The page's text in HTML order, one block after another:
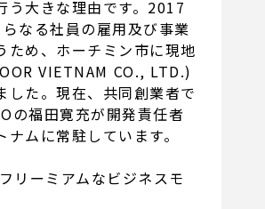
う大きな理由です。2017
なる社員の雇用及び事業
ため、ホーチミン市に現地
VIETNAM CO., LTD.)
した。現在、共同創業者で
の福田寛充が開発責任者
ナムに常駐しています。
リーミアムなビジネスモ